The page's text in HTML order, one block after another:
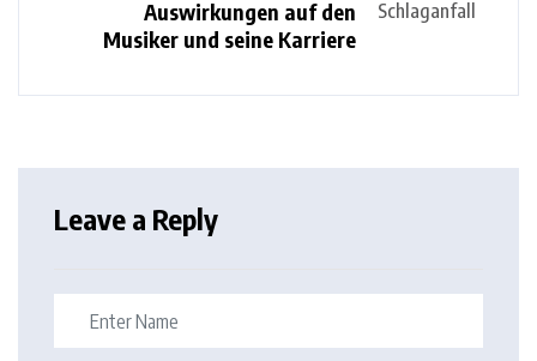
Auswirkungen auf den
Musiker und seine Karriere
Leave a Reply